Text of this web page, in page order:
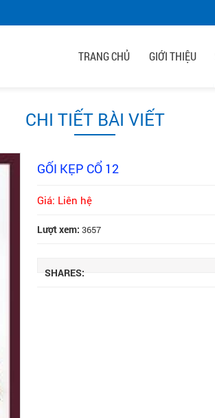
TRANG CHỦ GIỚI THIỆU
CHI TIẾT BÀI VIẾT
GỐI KẸP CỔ 12
Giá: Liên hệ
Lượt xem: 3657
SHARES: